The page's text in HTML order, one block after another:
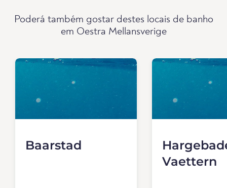
Poderá também gostar destes locais de banho
em Oestra Mellansverige
Baarstad
Vaettern